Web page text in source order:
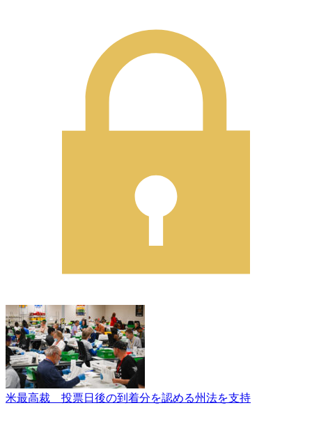
米最高裁 投票日後の到着分を認める州法を支持